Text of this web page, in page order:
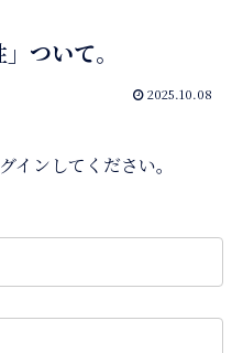
ついて。
2025.10.08
インしてください。